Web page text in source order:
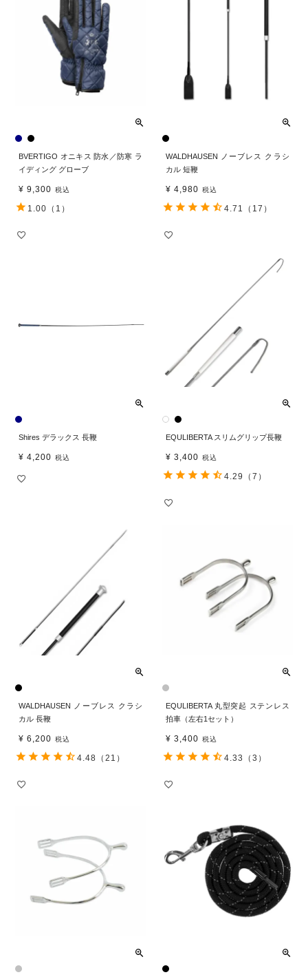
BVERTIGO オニキス 防水／防寒 ラ
イディング グローブ
¥ 9,300 税込
1.00 （1）
WALDHAUSEN ノーブレス クラシ
カル 短鞭
¥ 4,980 税込
4.71 （17）
Shires デラックス 長鞭
¥ 4,200 税込
EQULIBERTA スリムグリップ長鞭
¥ 3,400 税込
4.29 （7）
WALDHAUSEN ノーブレス クラシ
カル 長鞭
¥ 6,200 税込
4.48 （21）
EQULIBERTA 丸型突起 ステンレス
拍車（左右1セット）
¥ 3,400 税込
4.33 （3）